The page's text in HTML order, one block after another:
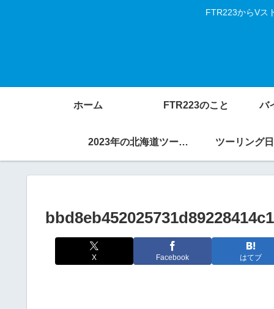
FTR223からVス
ホーム FTR223のこと バ
2023年の北海道ツーリング ツーリング
X Facebook はてブ